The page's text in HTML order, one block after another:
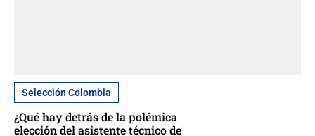
Selección Colombia
¿Qué hay detrás de la polémica
elección del asistente técnico de